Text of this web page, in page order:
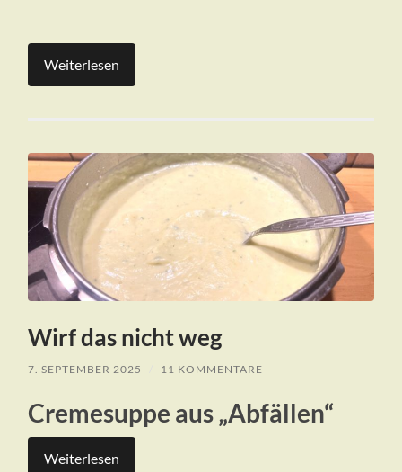
Weiterlesen
Wirf das nicht weg
7. SEPTEMBER 2025 11 KOMMENTARE
Cremesuppe aus „Abfällen“
Weiterlesen